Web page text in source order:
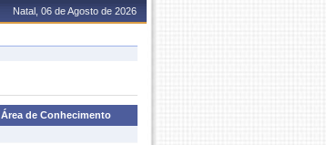
Natal, 06 de Agosto de 2026
Área de Conhecimento